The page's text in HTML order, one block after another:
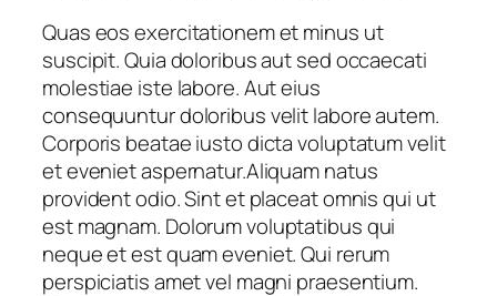
Quas eos exercitationem et minus ut
suscipit. Quia doloribus aut sed occaecati
molestiae iste labore. Aut eius
consequuntur doloribus velit labore autem.
Corporis beatae iusto dicta voluptatum velit
et eveniet aspernatur.Aliquam natus
provident odio. Sint et placeat omnis qui ut
est magnam. Dolorum voluptatibus qui
neque et est quam eveniet. Qui rerum
perspiciatis amet vel magni praesentium.